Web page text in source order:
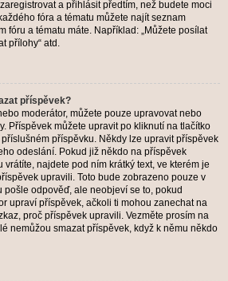
a přihlásit předtím, než budete moci
fóra a tématu můžete najít seznam
fóru a tématu máte. Například: „Můžete posílat
přílohy“ atd.
příspěvek?
moderátor, můžete pouze upravovat nebo
Příspěvek můžete upravit po kliknutí na tlačítko
příslušném příspěvku. Někdy lze upravit příspěvek
odeslání. Pokud již někdo na příspěvek
najdete pod ním krátký text, ve kterém je
upravili. Toto bude zobrazeno pouze v
pošle odpověď, ale neobjeví se to, pokud
upraví příspěvek, ačkoli ti mohou zanechat na
proč příspěvek upravili. Vezměte prosím na
nemůžou smazat příspěvek, když k němu někdo